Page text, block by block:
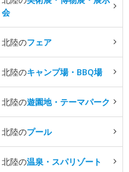
会
北陸のフェア
北陸のキャンプ場・BBQ場
北陸の遊園地・テーマパーク
北陸のプール
北陸の温泉・スパリゾート